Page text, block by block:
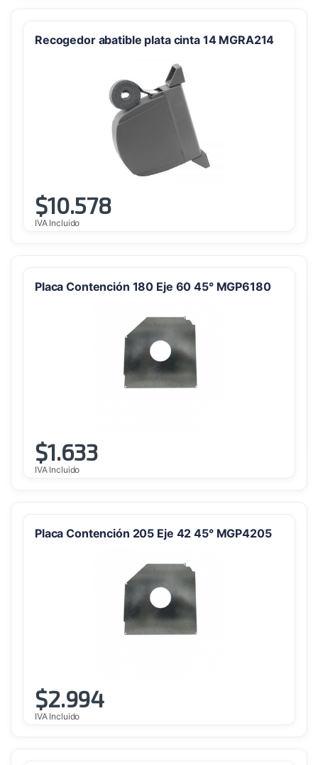
Recogedor abatible plata cinta 14 MGRA214
$10.578
IVA Incluido
Placa Contención 180 Eje 60 45° MGP6180
$1.633
IVA Incluido
Placa Contención 205 Eje 42 45° MGP4205
$2.994
IVA Incluido